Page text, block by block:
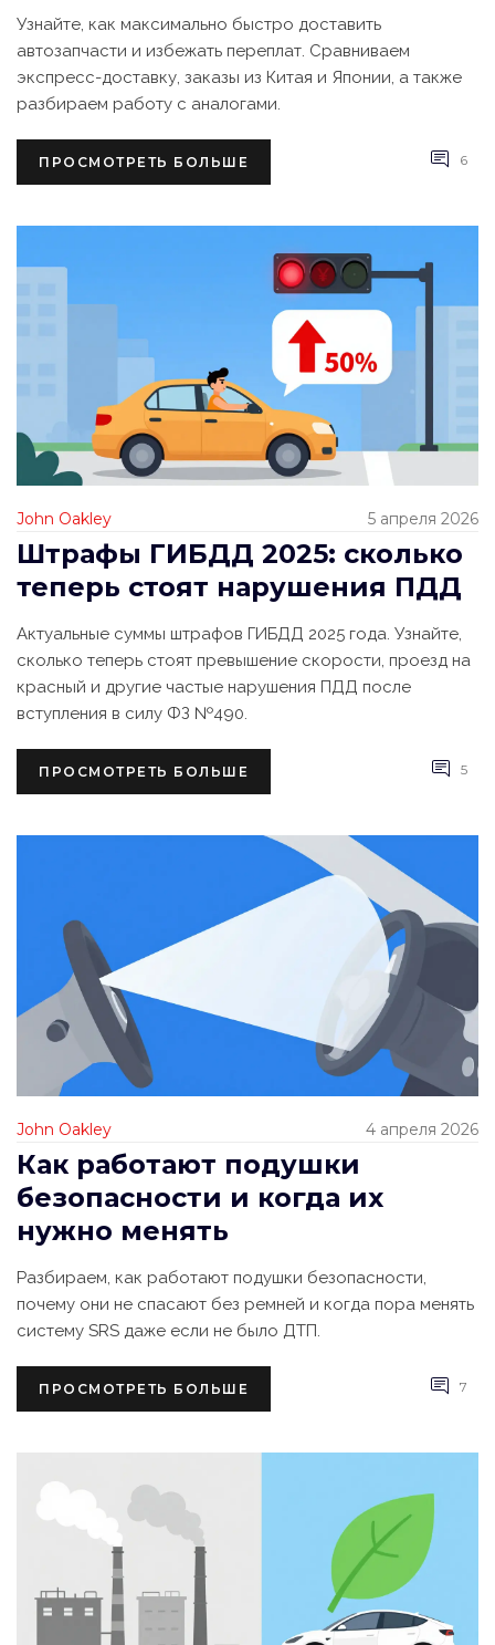
Узнайте, как максимально быстро доставить
автозапчасти и избежать переплат. Сравниваем
экспресс-доставку, заказы из Китая и Японии, а также
разбираем работу с аналогами.
ПРОСМОТРЕТЬ БОЛЬШЕ 6
John Oakley 5 апреля 2026
Штрафы ГИБДД 2025: сколько
теперь стоят нарушения ПДД
Актуальные суммы штрафов ГИБДД 2025 года. Узнайте,
сколько теперь стоят превышение скорости, проезд на
красный и другие частые нарушения ПДД после
вступления в силу ФЗ №490.
ПРОСМОТРЕТЬ БОЛЬШЕ 5
John Oakley 4 апреля 2026
Как работают подушки
безопасности и когда их
нужно менять
Разбираем, как работают подушки безопасности,
почему они не спасают без ремней и когда пора менять
систему SRS даже если не было ДТП.
ПРОСМОТРЕТЬ БОЛЬШЕ 7